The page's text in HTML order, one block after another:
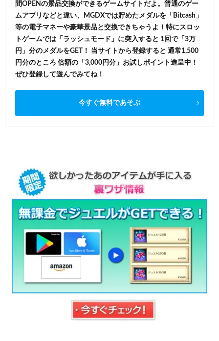
間OPENの景品交換ができるゲームサイトだよ。普通のゲー
ムアプリなどと違い、MGDXでは貯めたメダルを「Bitcash」
等の電子マネーや豪華景品と交換できちゃうよ！特にスロッ
トゲームでは「ラッシュモード」に突入すると 1回で「3万
円」分のメダルをGET！ 当サイトから登録すると 通常1,500
円分のところ 倍額の「3,000円分」お試しポイント進呈中！
ぜひ登録して遊んでみてね！
今すぐ無料であそぶ